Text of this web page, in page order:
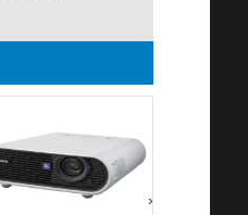
MICO PRO
CIRCUIT
CHANNELS
›